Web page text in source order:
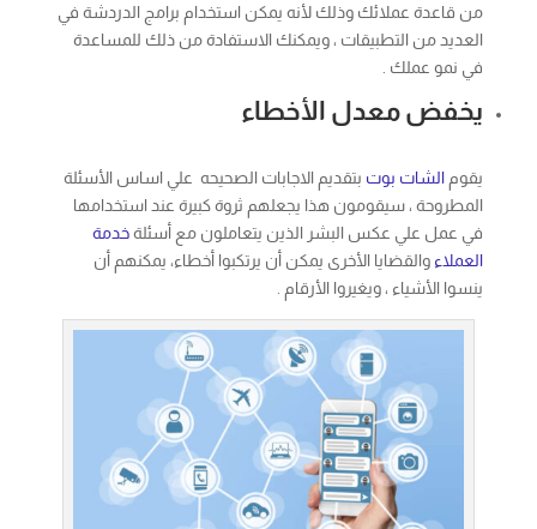
من قاعدة عملائك وذلك لأنه يمكن استخدام برامج الدردشة في
العديد من التطبيقات ، ويمكنك الاستفادة من ذلك للمساعدة
في نمو عملك .
يخفض معدل الأخطاء
يقوم الشات بوت بتقديم الاجابات الصحيحه علي اساس الأسئلة
المطروحة ، سيقومون هذا يجعلهم ثروة كبيرة عند استخدامها
في عمل علي عكس البشر الذين يتعاملون مع أسئلةخدمة
العملاء والقضايا الأخرى يمكن أن يرتكبوا أخطاء، يمكنهم أن
ينسوا الأشياء ، ويغيروا الأرقام .